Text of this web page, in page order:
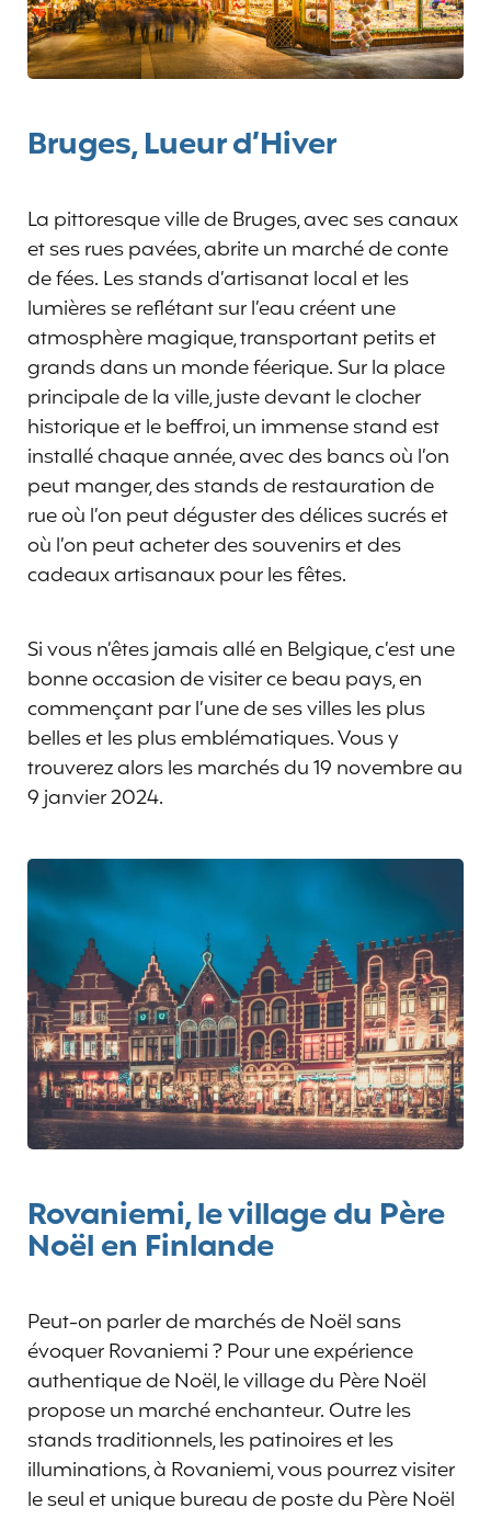
Bruges, Lueur d’Hiver
La pittoresque ville de Bruges, avec ses canaux
et ses rues pavées, abrite un marché de conte
de fées. Les stands d’artisanat local et les
lumières se reflétant sur l’eau créent une
atmosphère magique, transportant petits et
grands dans un monde féerique. Sur la place
principale de la ville, juste devant le clocher
historique et le beffroi, un immense stand est
installé chaque année, avec des bancs où l’on
peut manger, des stands de restauration de
rue où l’on peut déguster des délices sucrés et
où l’on peut acheter des souvenirs et des
cadeaux artisanaux pour les fêtes.
Si vous n’êtes jamais allé en Belgique, c’est une
bonne occasion de visiter ce beau pays, en
commençant par l’une de ses villes les plus
belles et les plus emblématiques. Vous y
trouverez alors les marchés du 19 novembre au
9 janvier 2024.
Rovaniemi, le village du Père
Noël en Finlande
Peut-on parler de marchés de Noël sans
évoquer Rovaniemi ? Pour une expérience
authentique de Noël, le village du Père Noël
propose un marché enchanteur. Outre les
stands traditionnels, les patinoires et les
illuminations, à Rovaniemi, vous pourrez visiter
le seul et unique bureau de poste du Père Noël